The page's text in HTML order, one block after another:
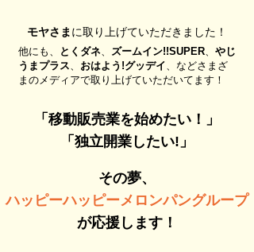
モヤさま に取り上げていただきました！
​他にも、 とくダネ、 ズームイン!!SUPER、 やじ
うまプラス、 おはよう!グッデイ、などさまざ
まのメディアで取り上げていただいてます！
「移動販売業を始めたい！」
「独立開業したい!」
その夢、
ハッピーハッピーメロンパングループ
が応援します！